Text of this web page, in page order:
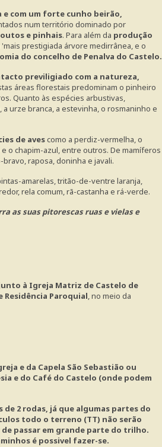
com um forte cunho beirão,
num território dominado por
e pinhais. Para além da produção
'mais prestigiada árvore medirrânea, e o
do concelho de Penalva do Castelo.
previligiado com a natureza,
áreas florestais predominam o pinheiro
Quanto às espécies arbustivas,
urze branca, a estevinha, o rosmaninho e
de avescomo a perdiz-vermelha, o
o chapim-azul, entre outros. De mamíferos
raposa, doninha e javali.
amarelas, tritão-de-ventre laranja,
rela comum, rã-castanha e rá-verde.
as suas pitorescas ruas e vielas e
à Igreja Matriz de Castelo de
Residência Paroquial, no meio da
e da Capela São Sebastião ou
e do Café do Castelo (onde podem
de 2 rodas, já que algumas partes do
todo o terreno (TT) não serão
de passar em grande parte do trilho.
é possivel fazer-se.